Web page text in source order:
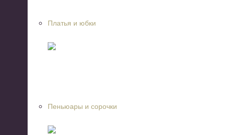
Платья и юбки
Пеньюары и сорочки